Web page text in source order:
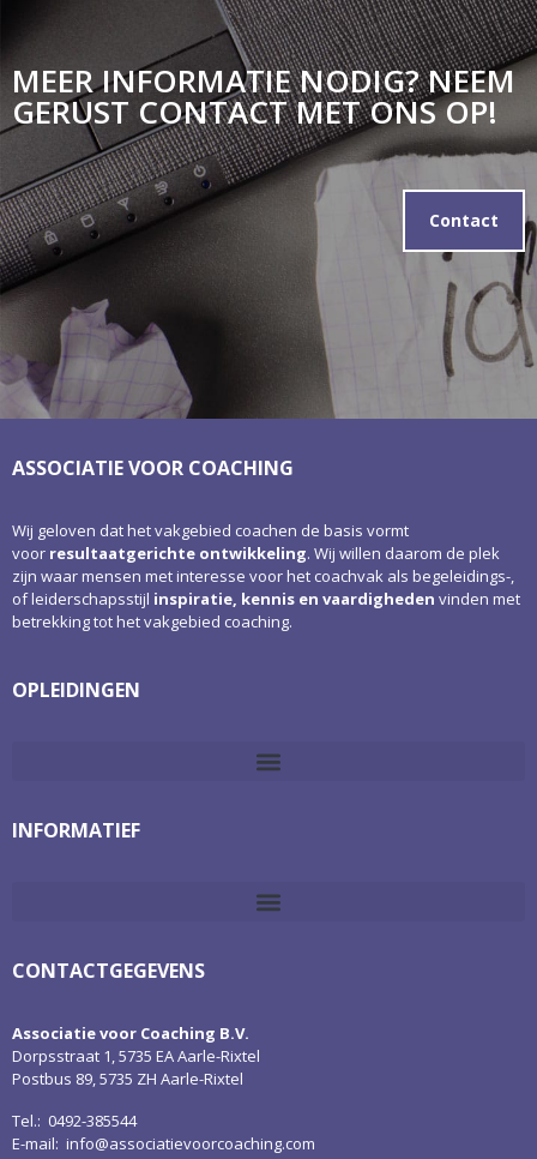
MEER INFORMATIE NODIG? NEEM
GERUST CONTACT MET ONS OP!
Contact
ASSOCIATIE VOOR COACHING
Wij geloven dat het vakgebied coachen de basis vormt
voor resultaatgerichte ontwikkeling. Wij willen daarom de plek
zijn waar mensen met interesse voor het coachvak als begeleidings-,
of leiderschapsstijl inspiratie, kennis en vaardigheden vinden met
betrekking tot het vakgebied coaching.
OPLEIDINGEN
INFORMATIEF
CONTACTGEGEVENS
Associatie voor Coaching B.V.
Dorpsstraat 1, 5735 EA Aarle-Rixtel
Postbus 89, 5735 ZH Aarle-Rixtel
Tel.: 0492-385544
E-mail: info@associatievoorcoaching.com